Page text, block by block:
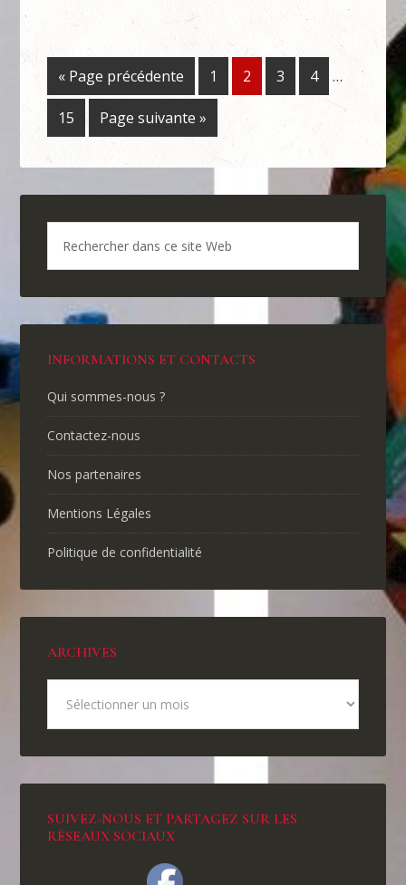
« Page précédente 1 2 3 4 …
15 Page suivante »
INFORMATIONS ET CONTACTS
Qui sommes-nous ?
Contactez-nous
Nos partenaires
Mentions Légales
Politique de confidentialité
ARCHIVES
SUIVEZ-NOUS ET PARTAGEZ SUR LES
RÉSEAUX SOCIAUX